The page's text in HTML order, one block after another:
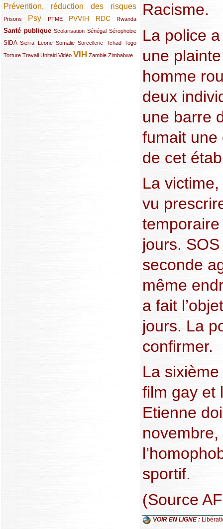
Prévention, réduction des risques
(131/289)
Prisons
(22/289) Psy
(119/289) PTME
(12/289) PVVIH
(111/289) RDC
(104/289) Rwanda
(23/289)
Santé publique
(59/289) Scolarisation
(9/289) Sénégal
(13/289) Sérophobie
(19/289)
SIDA
(29/289)Sierra Leone
(13/289) Somalie
(12/289) Sorcellerie
(19/289) Tchad
(10/289) Togo
(15/289)
Torture
(17/289)Travail
(21/289) Unitaid
(26/289) Vidéo
(23/289) VIH
(154/289) Zambie
(12/289) Zimbabwe
(21/289)
Racisme.
La police
une
homme
deux
une barre
fumait une
de cet
La
vu
jours.
seconde
même
a fait
jours. La
confirmer.
La
film gay et
Etienne
sportif.
(Source
VOIR EN LIGNE :